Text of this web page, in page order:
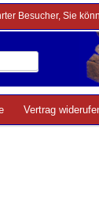
Besucher, Sie
Vertrag